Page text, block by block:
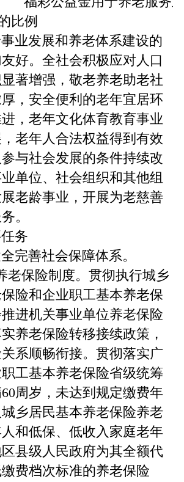
比例
业发展和养老体系建设的
好。全社会积极应对人口
著增强，敬老养老助老社
，安全便利的老年宜居环
，老年文化体育教育事业
老年人合法权益得到有效
与社会发展的条件持续改
单位、社会组织和其他组
老龄事业，开展为老慈善
。
务
全完善社会保障体系。
老保险制度。贯彻执行城乡
险和企业职工基本养老保
进机关事业单位养老保险
养老保险转移接续政策，
系顺畅衔接。贯彻落实广
工基本养老保险省级统筹
周岁，未达到规定缴费年
乡居民基本养老保险养老
和低保、低收入家庭老年
县级人民政府为其全额代
费档次标准的养老保险